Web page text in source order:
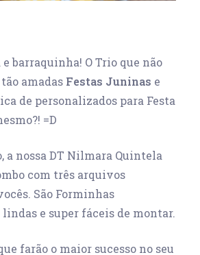
barraquinha! O Trio que não
amadas Festas Juninas e
de personalizados para Festa
=D
a nossa DT Nilmara Quintela
com três arquivos
São Forminhas
e super fáceis de montar.
farão o maior sucesso no seu